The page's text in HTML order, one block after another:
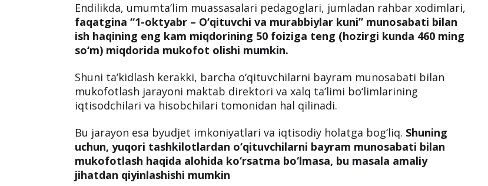
Endilikda, umumta’lim muassasalari pedagoglari, jumladan rahbar xodimlari,
faqatgina “1-oktyabr – O‘qituvchi va murabbiylar kuni” munosabati bilan
ish haqining eng kam miqdorining 50 foiziga teng (hozirgi kunda 460 ming
so‘m) miqdorida mukofot olishi mumkin.
Shuni ta’kidlash kerakki, barcha o‘qituvchilarni bayram munosabati bilan
mukofotlash jarayoni maktab direktori va xalq ta’limi bo‘limlarining
iqtisodchilari va hisobchilari tomonidan hal qilinadi.
Bu jarayon esa byudjet imkoniyatlari va iqtisodiy holatga bog‘liq. Shuning
uchun, yuqori tashkilotlardan o‘qituvchilarni bayram munosabati bilan
mukofotlash haqida alohida ko‘rsatma bo‘lmasa, bu masala amaliy
jihatdan qiyinlashishi mumkin